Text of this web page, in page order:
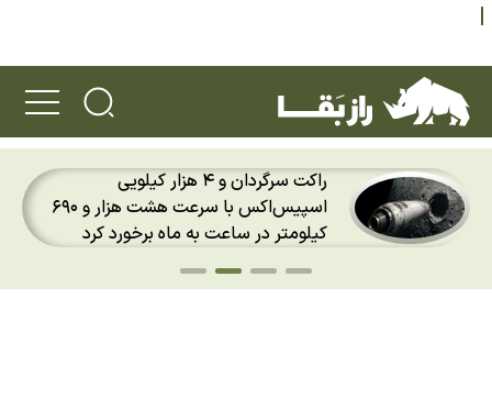
راکت سرگردان و ۴ هزار کیلویی
اسپیس‌اکس با سرعت هشت هزار و ۶۹۰
کیلومتر در ساعت به ماه برخورد کرد